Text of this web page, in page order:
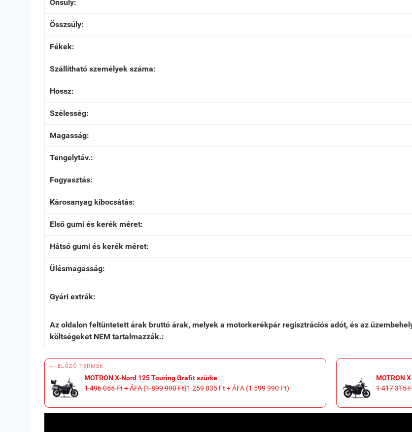
Önsúly:
Összsúly:
Fékek:
Szállítható személyek száma:
Hossz:
Szélesség:
Magasság:
Tengelytáv.:
Fogyasztás:
Károsanyag kibocsátás:
Első gumi és kerék méret:
Hátsó gumi és kerék méret:
Ülésmagasság:
Gyári extrák:
Az oldalon feltüntetett árak bruttó árak, melyek a motorkerékpár regisztrációs adót, és az
költségeket NEM tartalmazzák.:
 ELŐZŐ TERMÉK
MOTRON X-Nord 125 Touring Grafit szürke
1 496 055 Ft + ÁFA (1 899 990 Ft)1 259 835 Ft + ÁFA (1 599 990 Ft)
MOTRON
1 417 315